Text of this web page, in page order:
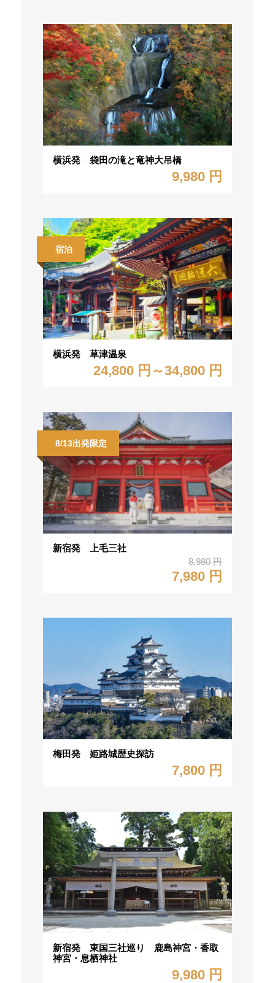
横浜発 袋田の滝と竜神大吊橋
9,980 円
宿泊
横浜発 草津温泉
24,800 円～34,800 円
8/13出発限定
新宿発 上毛三社
8,980 円
7,980 円
梅田発 姫路城歴史探訪
7,800 円
新宿発 東国三社巡り 鹿島神宮・香取
神宮・息栖神社
9,980 円